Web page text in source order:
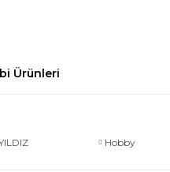
Ürünleri
Hobby